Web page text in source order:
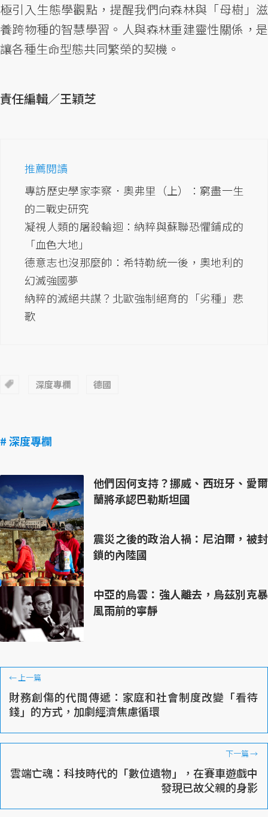
極引入生態學觀點，提醒我們向森林與「母樹」滋
養跨物種的智慧學習。人與森林重建靈性關係，是
讓各種生命型態共同繁榮的契機。
責任編輯／王穎芝
推薦閱讀
專訪歷史學家李察．奧弗里（上）：窮盡一生
的二戰史研究
凝視人類的屠殺輪迴：納粹與蘇聯恐懼鋪成的
「血色大地」
德意志也沒那麼帥：希特勒統一後，奧地利的
幻滅強國夢
納粹的滅絕共謀？北歐強制絕育的「劣種」悲
歌
深度專欄 德國
# 深度專欄
他們因何支持？挪威、西班牙、愛爾
蘭將承認巴勒斯坦國
震災之後的政治人禍：尼泊爾，被封
鎖的內陸國
中亞的烏雲：強人離去，烏茲別克暴
風雨前的寧靜
←上一篇
財務創傷的代間傳遞：家庭和社會制度改變「看待
錢」的方式，加劇經濟焦慮循環
下一篇→
雲端亡魂：科技時代的「數位遺物」，在賽車遊戲中
發現已故父親的身影